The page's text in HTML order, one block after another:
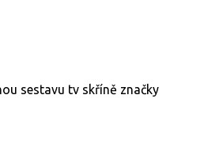
sestavu tv skříně značky